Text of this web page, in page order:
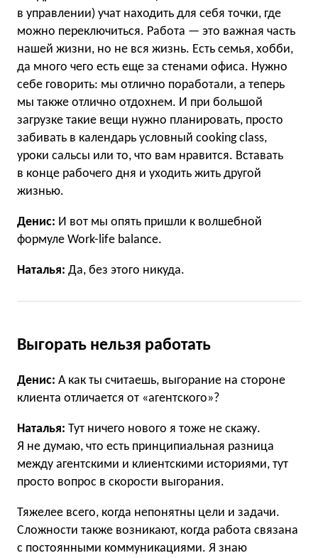
в управлении) учат находить для себя точки, где
можно переключиться. Работа — это важная часть
нашей жизни, но не вся жизнь. Есть семья, хобби,
да много чего есть еще за стенами офиса. Нужно
себе говорить: мы отлично поработали, а теперь
мы также отлично отдохнем. И при большой
загрузке такие вещи нужно планировать, просто
забивать в календарь условный cooking class,
уроки сальсы или то, что вам нравится. Вставать
в конце рабочего дня и уходить жить другой
жизнью.
Денис: И вот мы опять пришли к волшебной
формуле Work-life balance.
Наталья: Да, без этого никуда.
Выгорать нельзя работать
Денис: А как ты считаешь, выгорание на стороне
клиента отличается от «агентского»?
Наталья: Тут ничего нового я тоже не скажу.
Я не думаю, что есть принципиальная разница
между агентскими и клиентскими историями, тут
просто вопрос в скорости выгорания.
Тяжелее всего, когда непонятны цели и задачи.
Сложности также возникают, когда работа связана
с постоянными коммуникациями. Я знаю